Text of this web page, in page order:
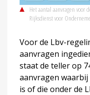
Het aantal aanvragen
Rijksdienst voor
Voor de Lbv-
aanvragen
staat de teller op
aanvragen
is of die onder de